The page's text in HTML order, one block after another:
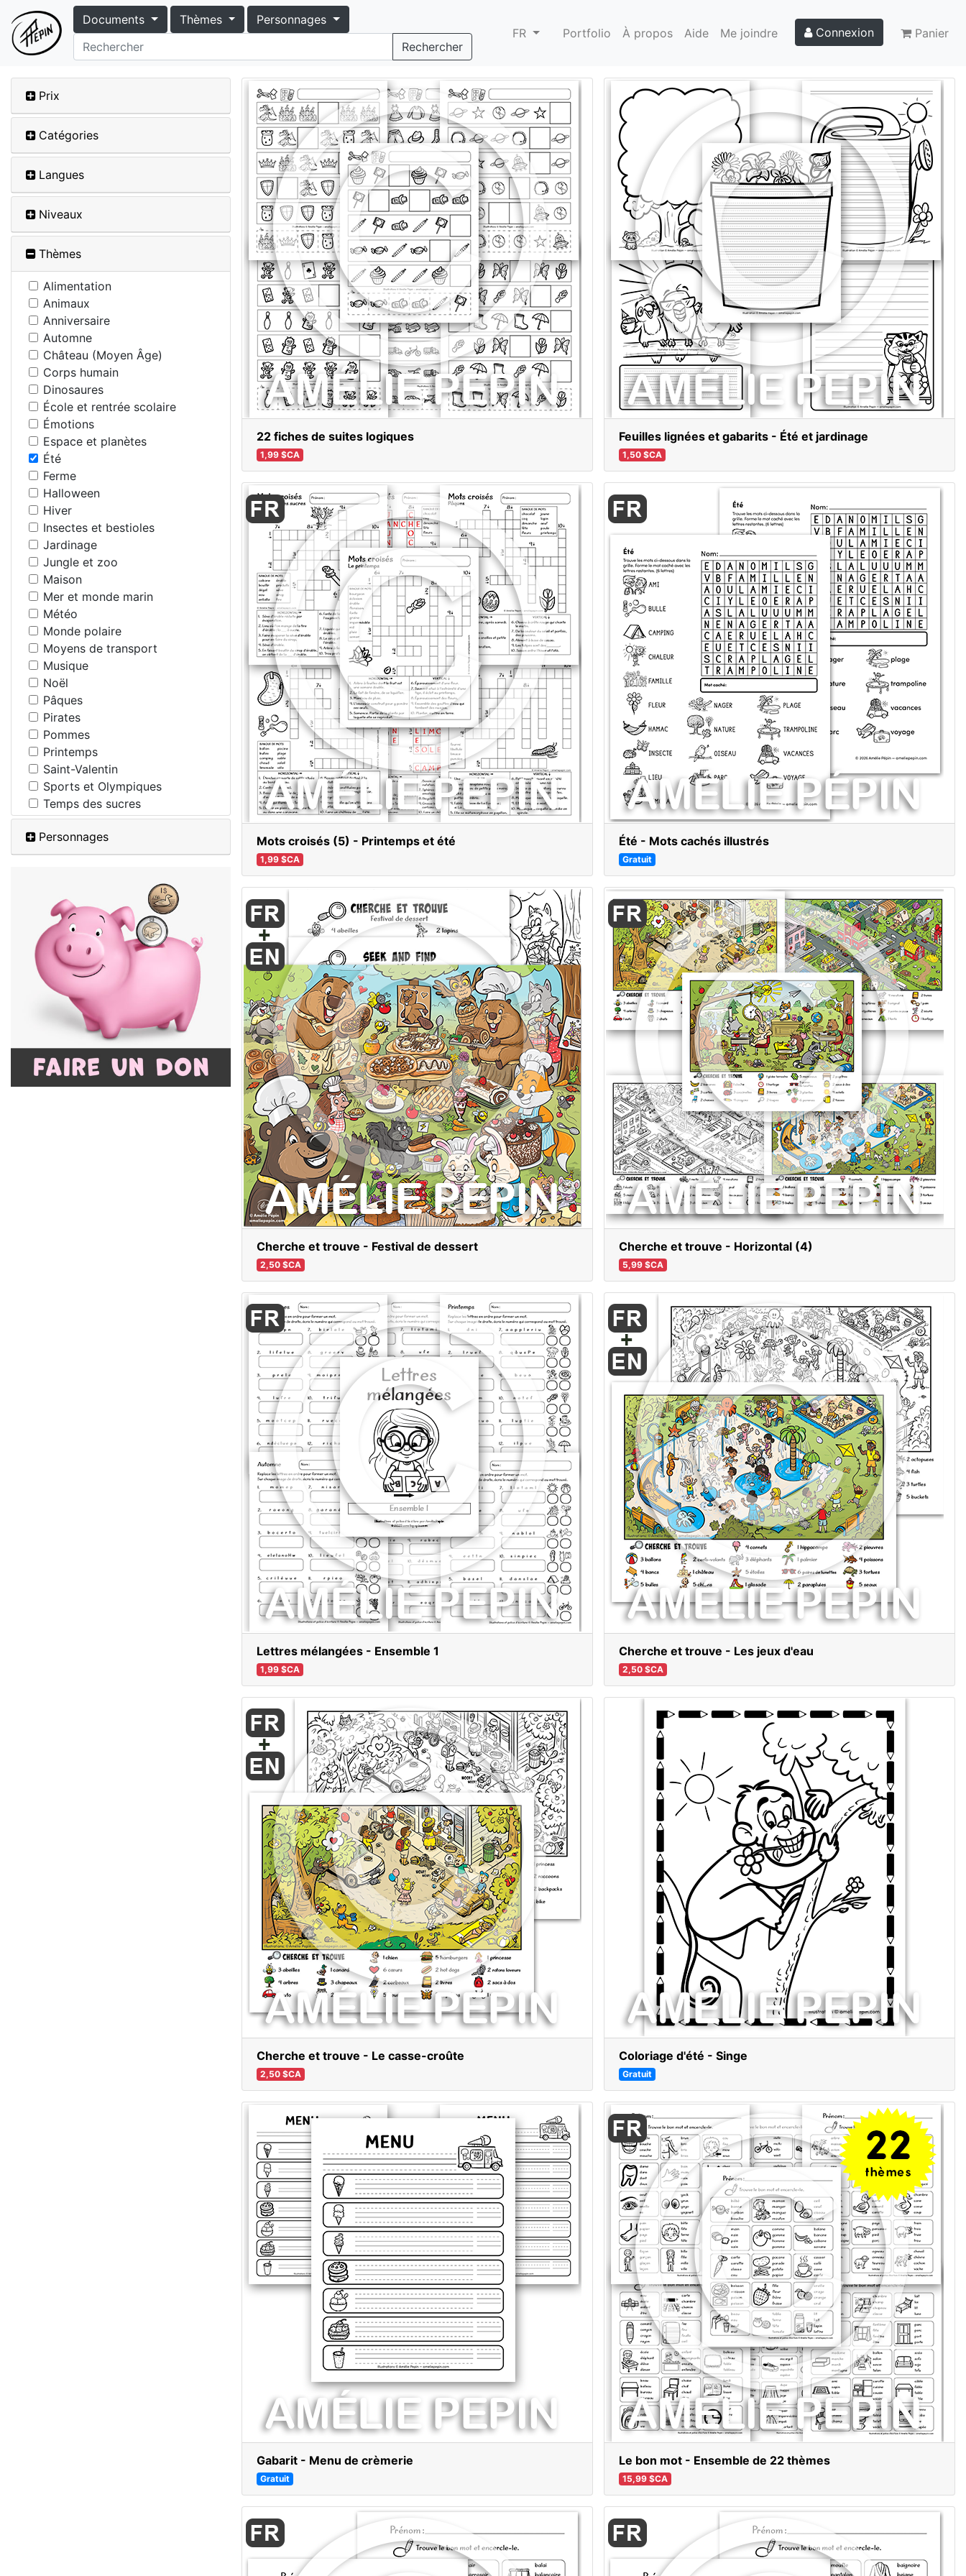
Documents Thèmes
Personnages
Rechercher
FR Portfolio À propos Aide Me joindre Connexion Panier
Prix
Catégories
Langues
Niveaux
Thèmes
Alimentation
Animaux
Anniversaire
Automne
Château (Moyen Âge)
Corps humain
Dinosaures
École et rentrée scolaire
Émotions
Espace et planètes
Été
Ferme
Halloween
Hiver
Insectes et bestioles
Jardinage
Jungle et zoo
Maison
Mer et monde marin
Météo
Monde polaire
Moyens de transport
Musique
Noël
Pâques
Pirates
Pommes
Printemps
Saint-Valentin
Sports et Olympiques
Temps des sucres
Personnages
22 fiches de suites logiques
1,99 $CA
Feuilles lignées et gabarits - Été et jardinage
1,50 $CA
Mots croisés (5) - Printemps et été
1,99 $CA
Été - Mots cachés illustrés
Gratuit
Cherche et trouve - Festival de dessert
2,50 $CA
Cherche et trouve - Horizontal (4)
5,99 $CA
Lettres mélangées - Ensemble 1
1,99 $CA
Cherche et trouve - Les jeux d'eau
2,50 $CA
Cherche et trouve - Le casse-croûte
2,50 $CA
Coloriage d'été - Singe
Gratuit
Gabarit - Menu de crèmerie
Gratuit
Le bon mot - Ensemble de 22 thèmes
15,99 $CA